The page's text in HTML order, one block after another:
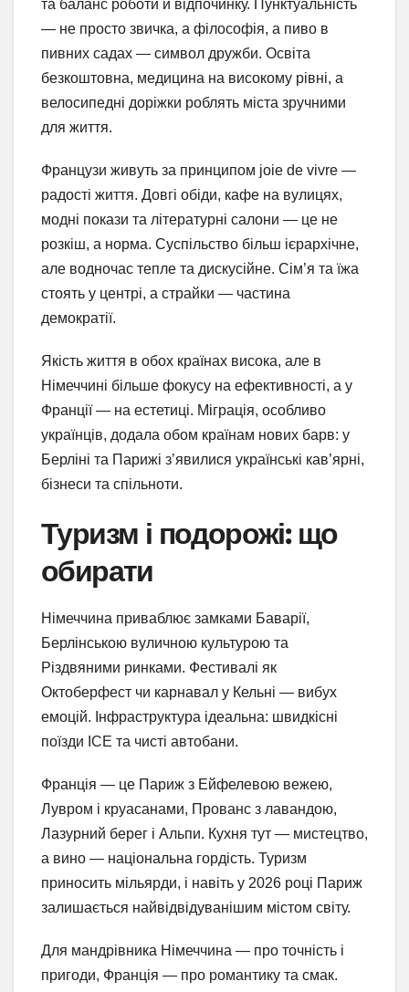
та баланс роботи й відпочинку. Пунктуальність
— не просто звичка, а філософія, а пиво в
пивних садах — символ дружби. Освіта
безкоштовна, медицина на високому рівні, а
велосипедні доріжки роблять міста зручними
для життя.
Французи живуть за принципом joie de vivre —
радості життя. Довгі обіди, кафе на вулицях,
модні покази та літературні салони — це не
розкіш, а норма. Суспільство більш ієрархічне,
але водночас тепле та дискусійне. Сім’я та їжа
стоять у центрі, а страйки — частина
демократії.
Якість життя в обох країнах висока, але в
Німеччині більше фокусу на ефективності, а у
Франції — на естетиці. Міграція, особливо
українців, додала обом країнам нових барв: у
Берліні та Парижі з’явилися українські кав’ярні,
бізнеси та спільноти.
Туризм і подорожі: що
обирати
Німеччина приваблює замками Баварії,
Берлінською вуличною культурою та
Різдвяними ринками. Фестивалі як
Октоберфест чи карнавал у Кельні — вибух
емоцій. Інфраструктура ідеальна: швидкісні
поїзди ICE та чисті автобани.
Франція — це Париж з Ейфелевою вежею,
Лувром і круасанами, Прованс з лавандою,
Лазурний берег і Альпи. Кухня тут — мистецтво,
а вино — національна гордість. Туризм
приносить мільярди, і навіть у 2026 році Париж
залишається найвідвідуванішим містом світу.
Для мандрівника Німеччина — про точність і
пригоди, Франція — про романтику та смак.